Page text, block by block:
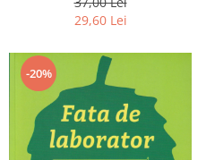
29,60 Lei
-20%